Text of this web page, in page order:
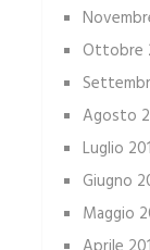
Ottobre
Agosto
Luglio
Giugno
Maggio